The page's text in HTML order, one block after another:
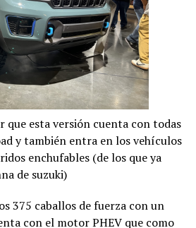
que esta versión cuenta con todas
y también entra en los vehículos
enchufables (de los que ya
de suzuki)
375 caballos de fuerza con un
con el motor PHEV que como